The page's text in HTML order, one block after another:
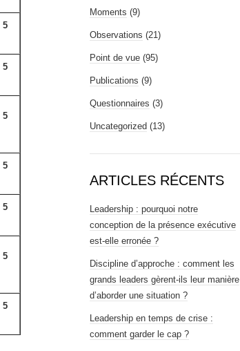
5
5
5
5
5
5
5
Moments (9)
Observations (21)
Point de vue (95)
Publications (9)
Questionnaires (3)
Uncategorized (13)
ARTICLES RÉCENTS
Leadership : pourquoi notre
conception de la présence exécutive
est-elle erronée ?
Discipline d’approche : comment les
grands leaders gèrent-ils leur manière
d’aborder une situation ?
Leadership en temps de crise :
comment garder le cap ?